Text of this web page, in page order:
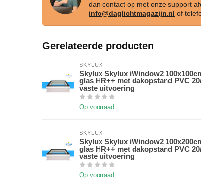
dan contact op met onze support
info@daglichtmagazijn.nl of
Gerelateerde producten
SKYLUX
Skylux Skylux iWindow2
glas HR++ met dakopstand PVC
vaste uitvoering
Op voorraad
SKYLUX
Skylux Skylux iWindow2
glas HR++ met dakopstand PVC
vaste uitvoering
Op voorraad